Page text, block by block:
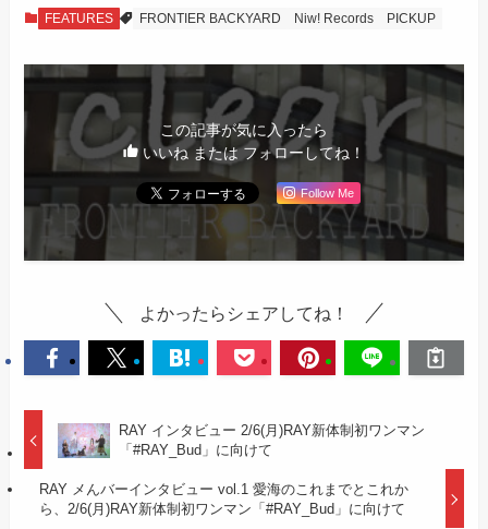
FEATURES FRONTIER BACKYARD Niw! Records PICKUP
この記事が気に入ったら
いいね または フォローしてね！
Follow Me
よかったらシェアしてね！
RAY インタビュー 2/6(月)RAY新体制初ワンマン
「#RAY_Bud」に向けて
RAY メんバーインタビュー vol.1 愛海のこれまでとこれか
ら、2/6(月)RAY新体制初ワンマン「#RAY_Bud」に向けて